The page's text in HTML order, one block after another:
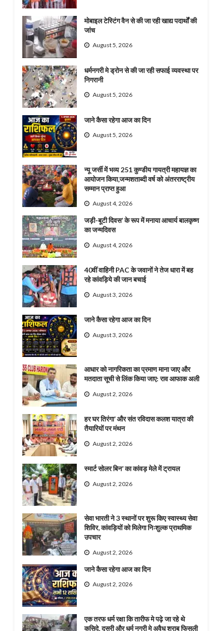
मोबाइल टेस्टिंग वैन से की जा रही खाद्य पदार्थों की
जांच
August 5, 2026
धर्मनगरी मे ड्रोन से की जा रही सफाई व्यवस्था पर
निगरानी
August 5, 2026
जाने कैसा रहेगा आज का दिन
August 5, 2026
न्यू जर्सी में भव्य 251 कुण्डीय गायत्री महायज्ञ का
आयोजन किया,जन्मशताब्दी वर्ष को अंतरराष्ट्रीय
सम्मान प्राप्त हुआ
August 4, 2026
जड़ी-बूटी दिवस’ के रूप में मनाया आचार्य बालकृष्ण
का जन्मदिवस
August 4, 2026
40वीं वाहिनी PAC के जवानों ने तेज धारा में बह
रहे कांवड़िये की जान बचाई
August 3, 2026
जाने कैसा रहेगा आज का दिन
August 3, 2026
आधार को नागरिकता का प्रमाण माना जाए और
मतदाता सूची से लिंक किया जाए: राव आफाक अली
August 2, 2026
हर घर तिरंगा’ और संत रविदास कलश यात्रा की
तैयारियों पर मंथन
August 2, 2026
स्मार्ट सोलर बिन’ का कांवड़ मेले में ट्रायल
August 2, 2026
सेवा भारती ने 3 स्थानों पर शुरू किए स्वास्थ्य सेवा
शिविर, कांवड़ियों को मिलेगा निःशुल्क प्राथमिक
उपचार
August 2, 2026
जाने कैसा रहेगा आज का दिन
August 2, 2026
एक तरफ धर्म रक्षा कि तारीफ मे पढ़े जा रहे थे
कसिदे, दूसरी और धर्म नगरी मे अवैध शराब् फिसली